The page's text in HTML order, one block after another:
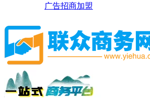
广告招商加盟